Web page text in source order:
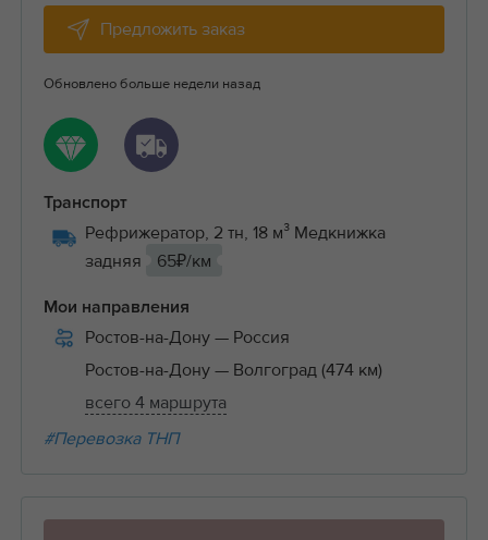
Предложить заказ
Обновлено больше недели назад
Транспорт
Рефрижератор, 2 тн, 18 м³ Медкнижка
задняя
65₽/км
Мои направления
Ростов-на-Дону — Россия
Ростов-на-Дону — Волгоград (474 км)
всего 4 маршрута
#Перевозка ТНП